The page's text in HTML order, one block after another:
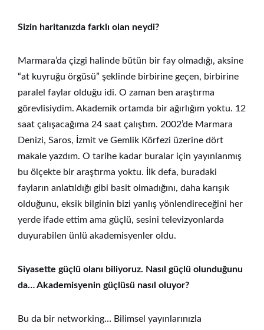
Sizin haritanızda farklı olan neydi?
Marmara’da çizgi halinde bütün bir fay olmadığı, aksine
“at kuyruğu örgüsü” şeklinde birbirine geçen, birbirine
paralel faylar olduğu idi. O zaman ben araştırma
görevlisiydim. Akademik ortamda bir ağırlığım yoktu. 12
saat çalışacağıma 24 saat çalıştım. 2002’de Marmara
Denizi, Saros, İzmit ve Gemlik Körfezi üzerine dört
makale yazdım. O tarihe kadar buralar için yayınlanmış
bu ölçekte bir araştırma yoktu. İlk defa, buradaki
fayların anlatıldığı gibi basit olmadığını, daha karışık
olduğunu, eksik bilginin bizi yanlış yönlendireceğini her
yerde ifade ettim ama güçlü, sesini televizyonlarda
duyurabilen ünlü akademisyenler oldu.
Siyasette güçlü olanı biliyoruz. Nasıl güçlü olunduğunu
da… Akademisyenin güçlüsü nasıl oluyor?
Bu da bir networking… Bilimsel yayınlarınızla